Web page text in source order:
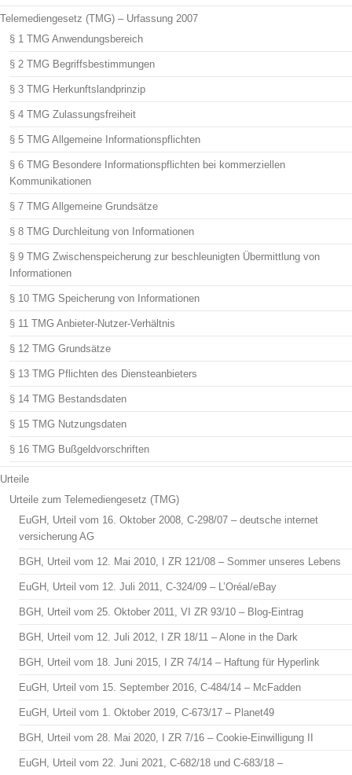
Telemediengesetz (TMG) – Urfassung 2007
§ 1 TMG Anwendungsbereich
§ 2 TMG Begriffsbestimmungen
§ 3 TMG Herkunftslandprinzip
§ 4 TMG Zulassungsfreiheit
§ 5 TMG Allgemeine Informationspflichten
§ 6 TMG Besondere Informationspflichten bei kommerziellen
Kommunikationen
§ 7 TMG Allgemeine Grundsätze
§ 8 TMG Durchleitung von Informationen
§ 9 TMG Zwischenspeicherung zur beschleunigten Übermittlung von
Informationen
§ 10 TMG Speicherung von Informationen
§ 11 TMG Anbieter-Nutzer-Verhältnis
§ 12 TMG Grundsätze
§ 13 TMG Pflichten des Diensteanbieters
§ 14 TMG Bestandsdaten
§ 15 TMG Nutzungsdaten
§ 16 TMG Bußgeldvorschriften
Urteile
Urteile zum Telemediengesetz (TMG)
EuGH, Urteil vom 16. Oktober 2008, C-298/07 – deutsche internet
versicherung AG
BGH, Urteil vom 12. Mai 2010, I ZR 121/08 – Sommer unseres Lebens
EuGH, Urteil vom 12. Juli 2011, C-324/09 – L’Oréal/eBay
BGH, Urteil vom 25. Oktober 2011, VI ZR 93/10 – Blog-Eintrag
BGH, Urteil vom 12. Juli 2012, I ZR 18/11 – Alone in the Dark
BGH, Urteil vom 18. Juni 2015, I ZR 74/14 – Haftung für Hyperlink
EuGH, Urteil vom 15. September 2016, C-484/14 – McFadden
EuGH, Urteil vom 1. Oktober 2019, C-673/17 – Planet49
BGH, Urteil vom 28. Mai 2020, I ZR 7/16 – Cookie-Einwilligung II
EuGH, Urteil vom 22. Juni 2021, C-682/18 und C-683/18 –